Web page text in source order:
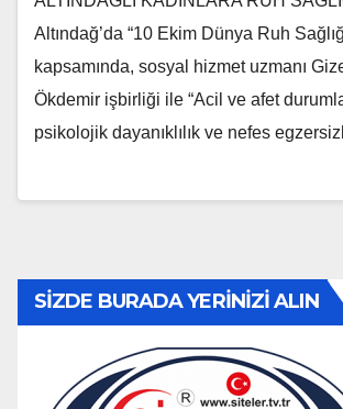
Altındağ’da “10 Ekim Dünya Ruh
kapsamında, sosyal hizmet uzmanı
Ökdemir işbirliği ile “Acil ve afet
psikolojik dayanıklılık ve nefes
SİZDE BURADA YERİNİZİ ALIN